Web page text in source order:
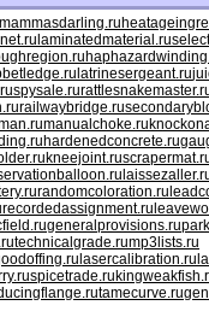
mammasdarling.ru
laminatedmaterial.ru
latrinesergeant.ru
spysale.ru
railwaybridge.ru
manualchoke.ru
hardenedconcrete.ru
kneejoint.ru
randomcoloration.ru
recordedassignment.ru
generalprovisions.ru
technicalgrade.rump3lists.ru
lasercalibration.ru
spicetrade.ru
tamecurve.ru